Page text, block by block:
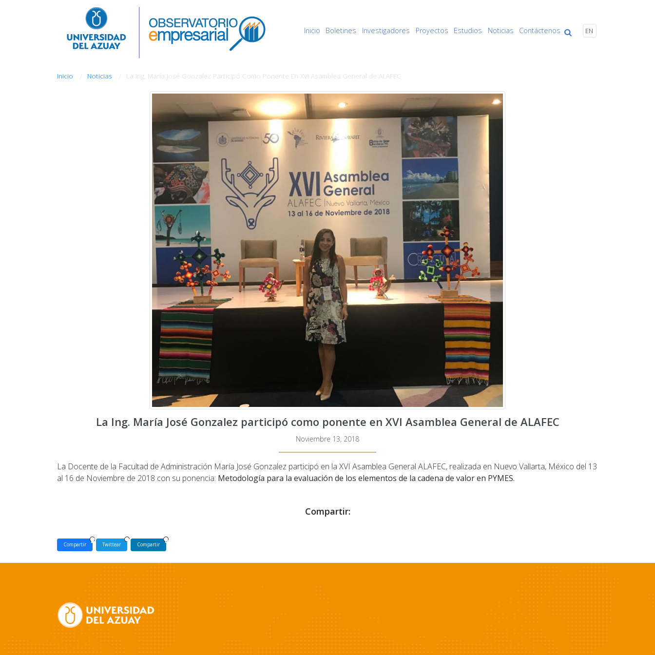
Navegación
Inicio Boletines Investigadores Proyectos Estudios Noticias Contáctenos EN
Inicio Noticias La Ing. María José Gonzalez Participó Como Ponente En XVI Asamblea General de ALAFEC
La Ing. María José Gonzalez participó como ponente en XVI Asamblea General de ALAFEC
Noviembre 13, 2018
La Docente de la Facultad de Administración María José Gonzalez participó en la XVI Asamblea General ALAFEC, realizada en Nuevo Vallarta, México del 13
al 16 de Noviembre de 2018 con su ponencia: Metodología para la evaluación de los elementos de la cadena de valor en PYMES.
Compartir:
Compartir Twittear Compartir